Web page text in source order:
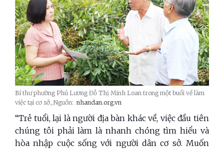
Bí thư phường Phú Lương Đỗ Thị Minh Loan trong một buổi về làm
việc tại cơ sở_Nguồn: nhandan.org.vn
“Trẻ tuổi, lại là người địa bàn khác về, việc đầu tiên
chúng tôi phải làm là nhanh chóng tìm hiểu và
hòa nhập cuộc sống với người dân cơ sở. Muốn